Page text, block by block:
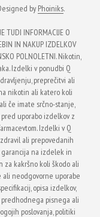
by Phoiniks.
TUDI INFORMACIJE O
IN NAKUP IZDELKOV
POLNOLETNI. Nikotin,
Izdelki v ponudbi Q
preprečitvi ali
nikotin ali katero koli
če imate srčno-stanje,
uporabo izdelkov z
Izdelki v Q
ali prepovedanih
na izdelek in
za kakršno koli škodo ali
neodgovorne uporabe
opisa izdelkov,
pisnega ali
poslovanja, politiki